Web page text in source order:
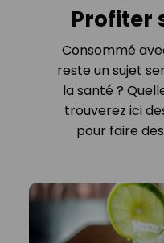
Profiter
Consommé
reste un sujet
la santé ?
trouverez ici
pour faire